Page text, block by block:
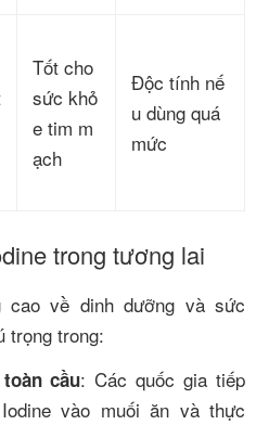
Tốt cho
sức khỏ
e tim m
ạch
Độc tính nế
u dùng quá
mức
trong tương lai
cao về dinh dưỡng và sức
trọng trong:
cầu: Các quốc gia tiếp
vào muối ăn và thực